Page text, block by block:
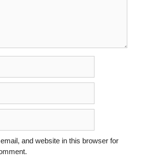
and website in this browser for